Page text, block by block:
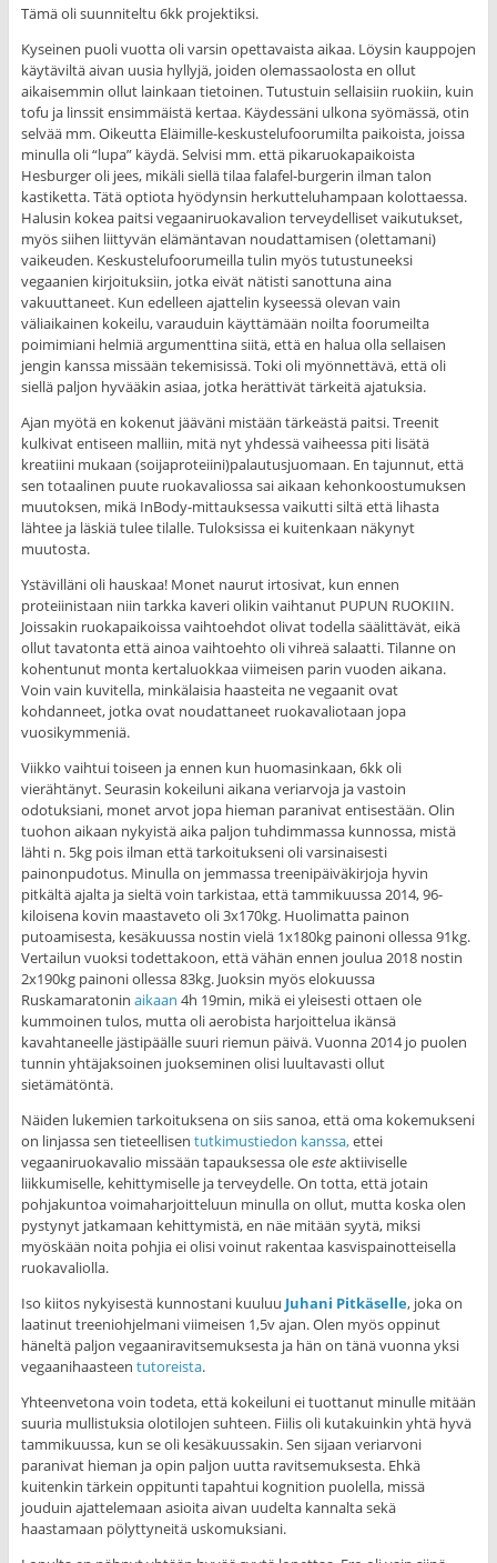
Tämä oli suunniteltu 6kk projektiksi.
Kyseinen puoli vuotta oli varsin opettavaista aikaa. Löysin kauppojen
käytäviltä aivan uusia hyllyjä, joiden olemassaolosta en ollut
aikaisemmin ollut lainkaan tietoinen. Tutustuin sellaisiin ruokiin, kuin
tofu ja linssit ensimmäistä kertaa. Käydessäni ulkona syömässä, otin
selvää mm. Oikeutta Eläimille-keskustelufoorumilta paikoista, joissa
minulla oli “lupa” käydä. Selvisi mm. että pikaruokapaikoista
Hesburger oli jees, mikäli siellä tilaa falafel-burgerin ilman talon
kastiketta. Tätä optiota hyödynsin herkutteluhampaan kolottaessa.
Halusin kokea paitsi vegaaniruokavalion terveydelliset vaikutukset,
myös siihen liittyvän elämäntavan noudattamisen (olettamani)
vaikeuden. Keskustelufoorumeilla tulin myös tutustuneeksi
vegaanien kirjoituksiin, jotka eivät nätisti sanottuna aina
vakuuttaneet. Kun edelleen ajattelin kyseessä olevan vain
väliaikainen kokeilu, varauduin käyttämään noilta foorumeilta
poimimiani helmiä argumenttina siitä, että en halua olla sellaisen
jengin kanssa missään tekemisissä. Toki oli myönnettävä, että oli
siellä paljon hyvääkin asiaa, jotka herättivät tärkeitä ajatuksia.
Ajan myötä en kokenut jääväni mistään tärkeästä paitsi. Treenit
kulkivat entiseen malliin, mitä nyt yhdessä vaiheessa piti lisätä
kreatiini mukaan (soijaproteiini)palautusjuomaan. En tajunnut, että
sen totaalinen puute ruokavaliossa sai aikaan kehonkoostumuksen
muutoksen, mikä InBody-mittauksessa vaikutti siltä että lihasta
lähtee ja läskiä tulee tilalle. Tuloksissa ei kuitenkaan näkynyt
muutosta.
Ystävilläni oli hauskaa! Monet naurut irtosivat, kun ennen
proteiinistaan niin tarkka kaveri olikin vaihtanut PUPUN RUOKIIN.
Joissakin ruokapaikoissa vaihtoehdot olivat todella säälittävät, eikä
ollut tavatonta että ainoa vaihtoehto oli vihreä salaatti. Tilanne on
kohentunut monta kertaluokkaa viimeisen parin vuoden aikana.
Voin vain kuvitella, minkälaisia haasteita ne vegaanit ovat
kohdanneet, jotka ovat noudattaneet ruokavaliotaan jopa
vuosikymmeniä.
Viikko vaihtui toiseen ja ennen kun huomasinkaan, 6kk oli
vierähtänyt. Seurasin kokeiluni aikana veriarvoja ja vastoin
odotuksiani, monet arvot jopa hieman paranivat entisestään. Olin
tuohon aikaan nykyistä aika paljon tuhdimmassa kunnossa, mistä
lähti n. 5kg pois ilman että tarkoitukseni oli varsinaisesti
painonpudotus. Minulla on jemmassa treenipäiväkirjoja hyvin
pitkältä ajalta ja sieltä voin tarkistaa, että tammikuussa 2014, 96-
kiloisena kovin maastaveto oli 3x170kg. Huolimatta painon
putoamisesta, kesäkuussa nostin vielä 1x180kg painoni ollessa 91kg.
Vertailun vuoksi todettakoon, että vähän ennen joulua 2018 nostin
2x190kg painoni ollessa 83kg. Juoksin myös elokuussa
Ruskamaratonin aikaan 4h 19min, mikä ei yleisesti ottaen ole
kummoinen tulos, mutta oli aerobista harjoittelua ikänsä
kavahtaneelle jästipäälle suuri riemun päivä. Vuonna 2014 jo puolen
tunnin yhtäjaksoinen juokseminen olisi luultavasti ollut
sietämätöntä.
Näiden lukemien tarkoituksena on siis sanoa, että oma kokemukseni
on linjassa sen tieteellisen tutkimustiedon kanssa,ettei
vegaaniruokavalio missään tapauksessa oleesteaktiiviselle
liikkumiselle, kehittymiselle ja terveydelle. On totta, että jotain
pohjakuntoa voimaharjoitteluun minulla on ollut, mutta koska olen
pystynyt jatkamaan kehittymistä, en näe mitään syytä, miksi
myöskään noita pohjia ei olisi voinut rakentaa kasvispainotteisella
ruokavaliolla.
Iso kiitos nykyisestä kunnostani kuuluu Juhani Pitkäselle, joka on
laatinut treeniohjelmani viimeisen 1,5v ajan. Olen myös oppinut
häneltä paljon vegaaniravitsemuksesta ja hän on tänä vuonna yksi
vegaanihaasteen tutoreista.
Yhteenvetona voin todeta, että kokeiluni ei tuottanut minulle mitään
suuria mullistuksia olotilojen suhteen. Fiilis oli kutakuinkin yhtä hyvä
tammikuussa, kun se oli kesäkuussakin. Sen sijaan veriarvoni
paranivat hieman ja opin paljon uutta ravitsemuksesta. Ehkä
kuitenkin tärkein oppitunti tapahtui kognition puolella, missä
jouduin ajattelemaan asioita aivan uudelta kannalta sekä
haastamaan pölyttyneitä uskomuksiani.